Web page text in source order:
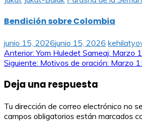
Bendición sobre Colombia
junio 15, 2026junio 15, 2026
Navegación
entradas
Anterior: Yom Huledet Sameaj: Marzo
Siguiente: Motivos de oración: Marzo
Deja una respuesta
Tu dirección de correo electrónico no
campos obligatorios están marcados